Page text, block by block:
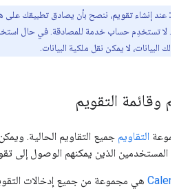
عند إنشاء تقويم، ننصح بأن يصادق تطبيقك على
لا تستخدِم حساب خدمة للمصادقة. في حال
البيانات، لا يمكن نقل ملكية البيانات.
وقائمة التقويم
التقاويم جميع التقاويم الحالية.
المستخدمين الذين يمكنهم الوصول إلى
هي مجموعة من جميع إدخالات